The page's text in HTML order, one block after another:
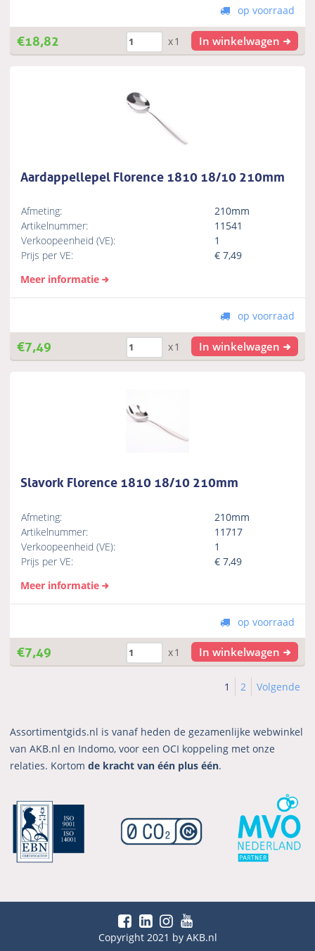
op voorraad
€18,82 x1 In winkelwagen
Aardappellepel Florence 1810 18/10 210mm
Afmeting:
210mm
Artikelnummer:
11541
Verkoopeenheid (VE):
1
Prijs per VE:
€7,49
Meer informatie
op voorraad
€7,49 x1 In winkelwagen
Slavork Florence 1810 18/10 210mm
Afmeting:
210mm
Artikelnummer:
11717
Verkoopeenheid (VE):
1
Prijs per VE:
€7,49
Meer informatie
op voorraad
€7,49 x1 In winkelwagen
1 2 Volgende
Assortimentgids.nl is vanaf heden de gezamenlijke webwinkel
van AKB.nl en Indomo, voor een OCI koppeling met onze
relaties. Kortomde kracht van één plus één.
Copyright 2021 by AKB.nl